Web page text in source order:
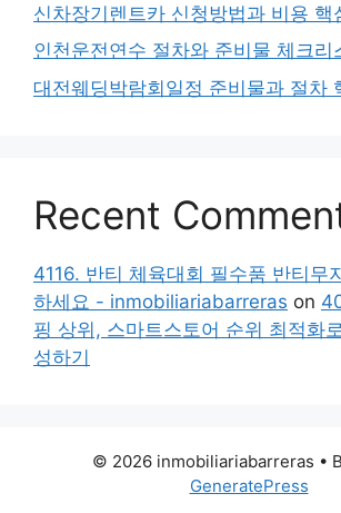
신차장기렌트카 신청방법과 비용 핵
인천운전연수 절차와 준비물 체크리
대전웨딩박람회일정 준비물과 절차
Recent
4116. 반티 체육대회 필수품 반티무
하세요 - inmobiliariabarreras on
핑 상위, 스마트스토어 순위 최적화
성하기
© 2026 inmobiliariabarreras •
GeneratePress